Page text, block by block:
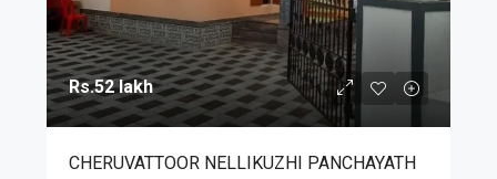
Rs.52 lakh
CHERUVATTOOR NELLIKUZHI PANCHAYATH